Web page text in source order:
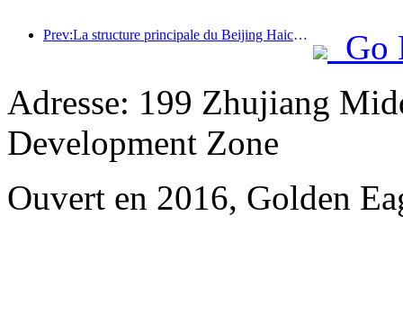
Prev:La structure principale du Beijing Haichang Ocean Park devrait atteindre son point culminant d'ici la fin de l'année, l'achèvement et l'ouverture étant prévus pour 2027.
Go
Adresse: 199 Zhujiang
Development Zone
Ouvert en 2016, Golden